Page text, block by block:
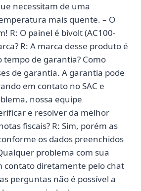
necessitam de uma
mais quente. – O
R: O painel é bivolt (AC100-
R: A marca desse produto é
tempo de garantia? Como
de garantia. A garantia pode
em contato no SAC e
nossa equipe
e resolver da melhor
fiscais? R: Sim, porém as
os dados preenchidos
problema com sua
contato diretamente pelo chat
perguntas não é possível a